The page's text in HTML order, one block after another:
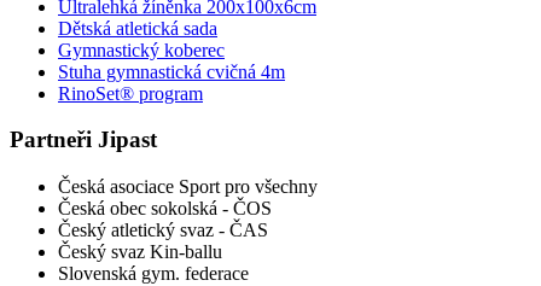
Ultralehká žíněnka 200x100x6cm
Dětská atletická sada
Gymnastický koberec
Stuha gymnastická cvičná 4m
RinoSet® program
Partneři Jipast
Česká asociace Sport pro všechny
Česká obec sokolská - ČOS
Český atletický svaz - ČAS
Český svaz Kin-ballu
Slovenská gym. federace